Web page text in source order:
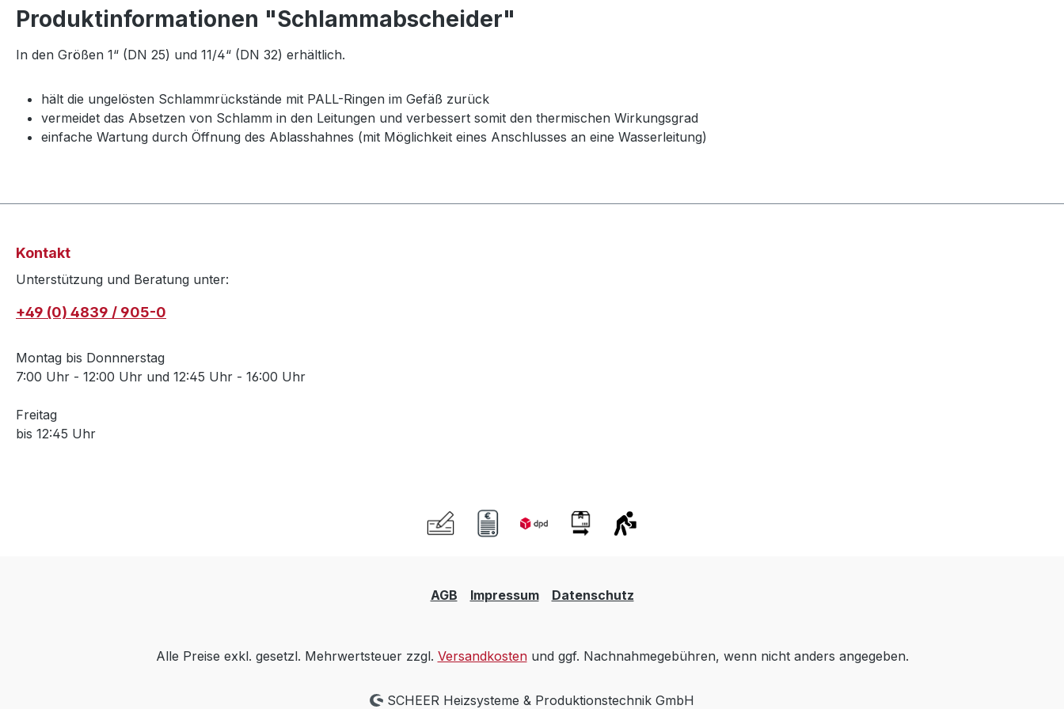
Produktinformationen "Schlammabscheider"
In den Größen 1“ (DN 25) und 11/4“ (DN 32) erhältlich.
hält die ungelösten Schlammrückstände mit PALL-Ringen im Gefäß zurück
vermeidet das Absetzen von Schlamm in den Leitungen und verbessert somit den thermischen Wirkungsgrad
einfache Wartung durch Öffnung des Ablasshahnes (mit Möglichkeit eines Anschlusses an eine Wasserleitung)
Kontakt
Unterstützung und Beratung unter:
+49 (0) 4839 / 905-0
Montag bis Donnnerstag
7:00 Uhr - 12:00 Uhr und 12:45 Uhr - 16:00 Uhr
Freitag
bis 12:45 Uhr
AGB Impressum Datenschutz
Alle Preise exkl. gesetzl. Mehrwertsteuer zzgl. Versandkostenund ggf. Nachnahmegebühren, wenn nicht anders angegeben.
SCHEER Heizsysteme & Produktionstechnik GmbH